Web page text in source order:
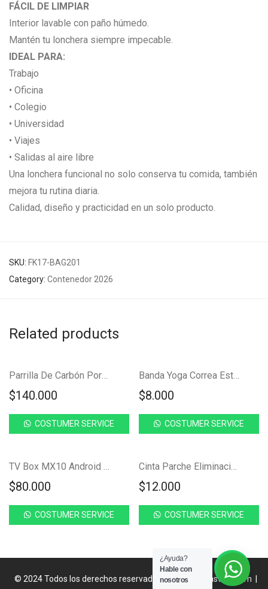
FÁCIL DE LIMPIAR
Interior lavable con paño húmedo.
Mantén tu lonchera siempre impecable.
IDEAL PARA:
Trabajo
• Oficina
• Colegio
• Universidad
• Viajes
• Salidas al aire libre
Una lonchera funcional no solo conserva tu comida, también
mejora tu rutina diaria.
Calidad, diseño y practicidad en un solo producto.
SKU: FK17-BAG201
Category: Contenedor 2026
Related products
NUEVO!
Parrilla De Carbón Portátil Con Cubierta Y Chimenea, Barbacoa FK17-PR445
$140.000
COSTUMER SERVICE
NUEVO! NUEVO!
Banda Yoga Correa Estiramiento Yoga Estirador Fisioterapia FK17-SM031
$8.000
COSTUMER SERVICE
NUEVO!
TV Box MX10 Android 4K WiFi 2.4G 5G 2GB 16GB Control Voz Smart TV FK17-TC401
$80.000
COSTUMER SERVICE
NUEVO!
Cinta Parche Eliminación De Cicatrices 150 cm FK16-CINTAPARCHE17
$12.000
COSTUMER SERVICE
© 2024 Todos los derechos reservadoscatalogofakastore.com
¿Ayuda?
Hable con
nosotros